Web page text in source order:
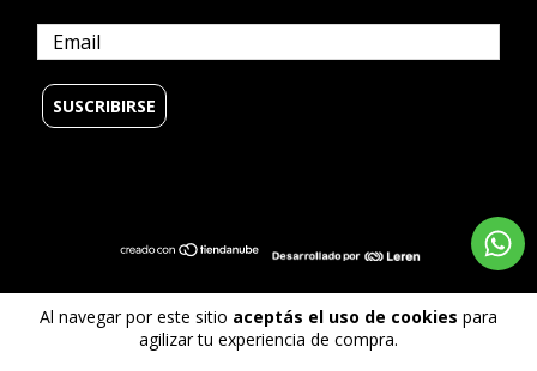
Al navegar por este sitio aceptás el uso de cookies para
agilizar tu experiencia de compra.
© Copyright Billabong Argentina - 2026
Todos los derechos reservados.